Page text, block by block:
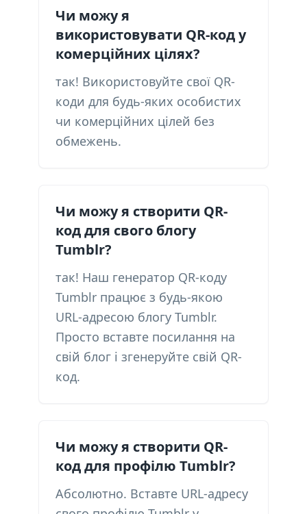
Чи можу я
використовувати QR-код у
комерційних цілях?
так! Використовуйте свої QR-
коди для будь-яких особистих
чи комерційних цілей без
обмежень.
Чи можу я створити QR-
код для свого блогу
Tumblr?
так! Наш генератор QR-коду
Tumblr працює з будь-якою
URL-адресою блогу Tumblr.
Просто вставте посилання на
свій блог і згенеруйте свій QR-
код.
Чи можу я створити QR-
код для профілю Tumblr?
Абсолютно. Вставте URL-адресу